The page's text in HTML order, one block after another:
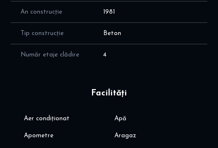
An construcție 1981
Tip construcție Beton
Număr etaje clădire 4
Facilități
Aer condiționat Apă
Apometre Aragaz